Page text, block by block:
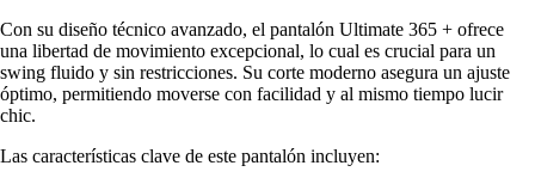
Con su diseño técnico avanzado, el pantalón Ultimate 365 + ofrece
una libertad de movimiento excepcional, lo cual es crucial para un
swing fluido y sin restricciones. Su corte moderno asegura un ajuste
óptimo, permitiendo moverse con facilidad y al mismo tiempo lucir
chic.
Las características clave de este pantalón incluyen: